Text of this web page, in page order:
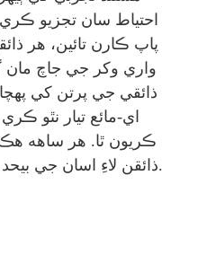
احتياط سان تجزيو
پاپ ڪارن تائين، هر
واري وکر جي جاچ مان
ذائقي جي پرتن کي
اي-مائع تيار نٿو
ڪريون ٿا. هر ساهه
ذائقن لاءِ اسان جي بيحد وابستگي کي ظاهر ڪري ٿو.